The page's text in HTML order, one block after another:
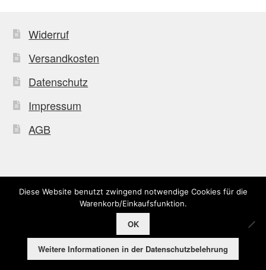
Widerruf
Versandkosten
Datenschutz
Impressum
AGB
© Uffkleba 2026
Suche
Suchen
Diese Website benutzt zwingend notwendige Cookies für die
Warenkorb/Einkaufsfunktion.
OK
Weitere Informationen in der Datenschutzbelehrung